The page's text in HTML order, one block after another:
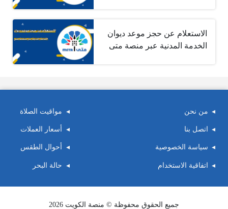
الاستعلام عن حجز موعد ديوان
الخدمة المدنية عبر منصة متى
من نحن
اتصل بنا
سياسة الخصوصية
اتفاقية الاستخدام
مواقيت الصلاة
أسعار العملات
أحوال الطقس
حالة البحر
جميع الحقوق محفوظة © منصة الكويت 2026